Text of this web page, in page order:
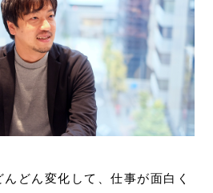
んどん変化して、仕事が面白く